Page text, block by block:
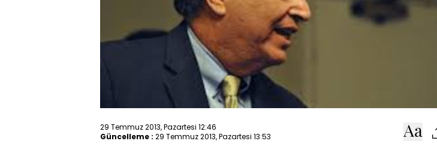
29 Temmuz 2013, Pazartesi 12:46
Güncelleme : 29 Temmuz 2013, Pazartesi 13:53